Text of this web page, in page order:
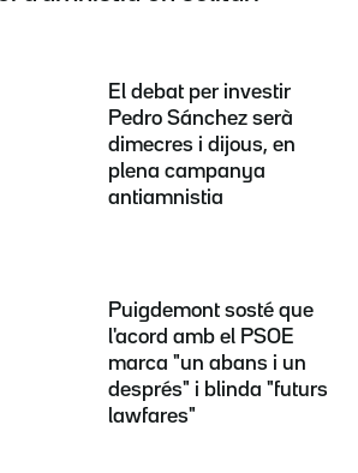
El debat per investir
Pedro Sánchez serà
dimecres i dijous, en
plena campanya
antiamnistia
Puigdemont sosté que
l'acord amb el PSOE
marca "un abans i un
després" i blinda "futurs
lawfares"